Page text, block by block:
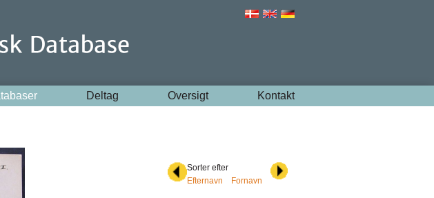
Deltag Oversigt Kontakt
Sorter efter
Efternavn
Fornavn